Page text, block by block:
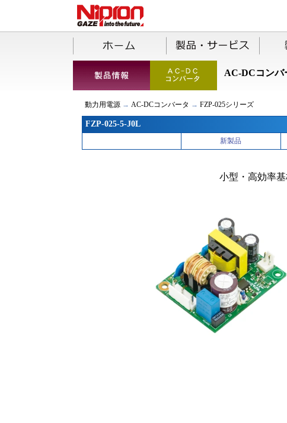
AC-DCコンバ
動力用電源→ AC-DCコンバータ → FZP-025シリーズ
FZP-025-5-J0L
新製品
小型・高効率基